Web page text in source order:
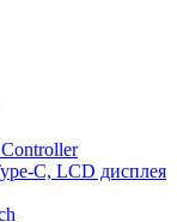
C, LCD дисплея